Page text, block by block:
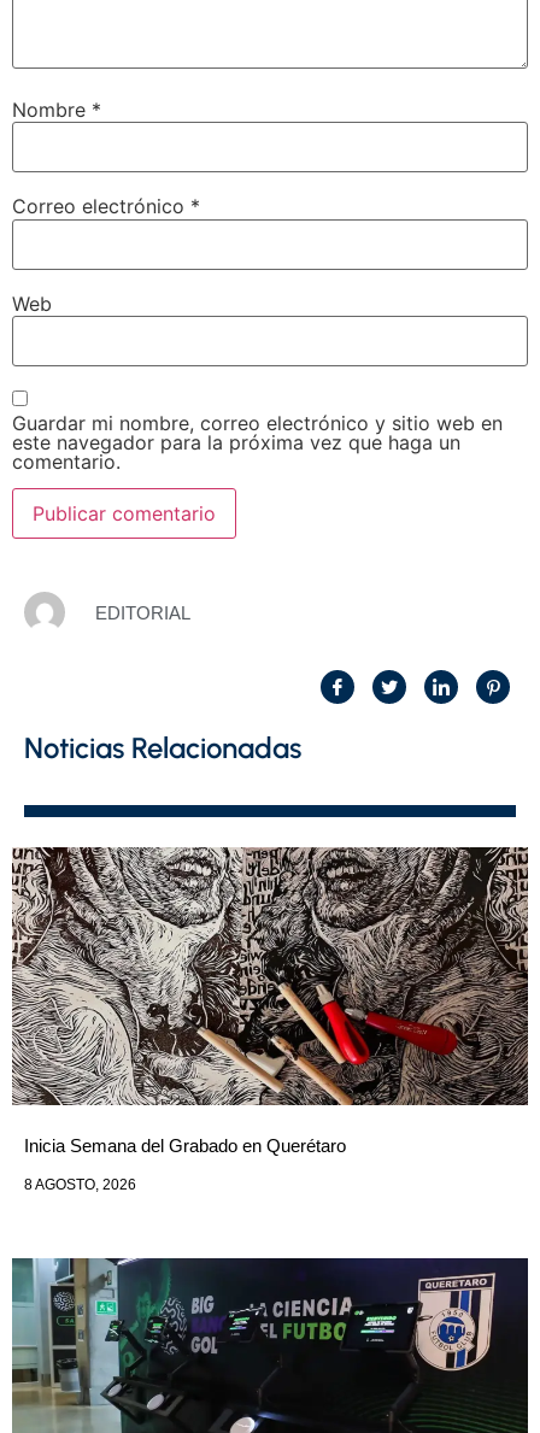
Nombre *
Correo electrónico *
Web
Guardar mi nombre, correo electrónico y sitio web en
este navegador para la próxima vez que haga un
comentario.
EDITORIAL
Noticias Relacionadas
Inicia Semana del Grabado en Querétaro
8 AGOSTO, 2026